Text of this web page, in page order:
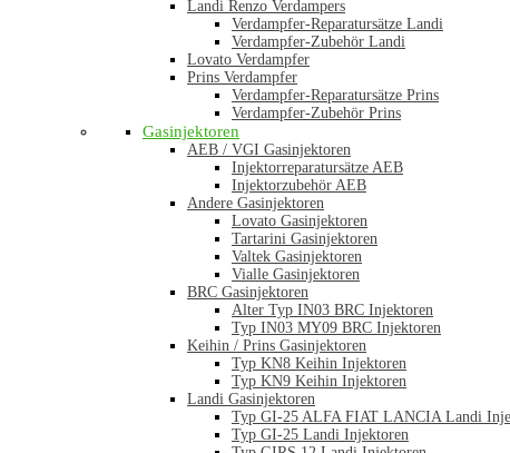
Landi Renzo Verdampers
Verdampfer-Reparatursätze Landi
Verdampfer-Zubehör Landi
Lovato Verdampfer
Prins Verdampfer
Verdampfer-Reparatursätze Prins
Verdampfer-Zubehör Prins
Gasinjektoren
AEB / VGI Gasinjektoren
Injektorreparatursätze AEB
Injektorzubehör AEB
Andere Gasinjektoren
Lovato Gasinjektoren
Tartarini Gasinjektoren
Valtek Gasinjektoren
Vialle Gasinjektoren
BRC Gasinjektoren
Alter Typ IN03 BRC Injektoren
Typ IN03 MY09 BRC Injektoren
Keihin / Prins Gasinjektoren
Typ KN8 Keihin Injektoren
Typ KN9 Keihin Injektoren
Landi Gasinjektoren
Typ GI-25 ALFA FIAT LANCIA Landi
Typ GI-25 Landi Injektoren